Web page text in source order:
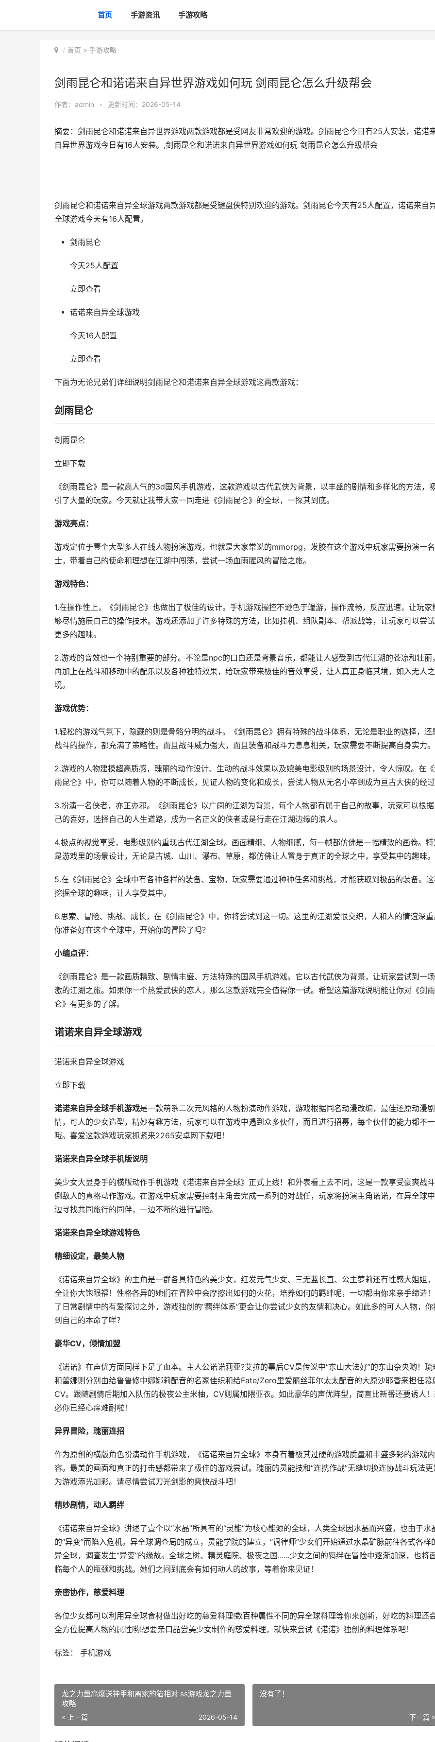
首页 手游资讯 手游攻略
首页 > 手游攻略
剑雨昆仑和诺诺来自异世界游戏如何玩 剑雨昆仑怎么升级帮会
作者： admin • 更新时间：2026-05-14
摘要：剑雨昆仑和诺诺来自异世界游戏两款游戏都是受网友非常欢迎的游戏。剑雨昆仑今日有25人安装，诺诺
自异世界游戏今日有16人安装。,剑雨昆仑和诺诺来自异世界游戏如何玩 剑雨昆仑怎么升级帮会
剑雨昆仑和诺诺来自异全球游戏两款游戏都是受键盘侠特别欢迎的游戏。剑雨昆仑今天有25人配置，诺诺来自
全球游戏今天有16人配置。
剑雨昆仑
今天25人配置
立即查看
诺诺来自异全球游戏
今天16人配置
立即查看
下面为无论兄弟们详细说明剑雨昆仑和诺诺来自异全球游戏这两款游戏：
剑雨昆仑
剑雨昆仑
立即下载
《剑雨昆仑》是一款高人气的3d国风手机游戏，这款游戏以古代武侠为背景，以丰盛的剧情和多样化的方法，
引了大量的玩家。今天就让我带大家一同走进《剑雨昆仑》的全球，一探其到底。
游戏亮点：
游戏定位于壹个大型多人在线人物扮演游戏，也就是大家常说的mmorpg，发胶在这个游戏中玩家需要扮演一
士，带着自己的使命和理想在江湖中闯荡，尝试一场血雨腥风的冒险之旅。
游戏特色：
1.在操作性上，《剑雨昆仑》也做出了极佳的设计。手机游戏操控不逊色于端游，操作流畅，反应迅速，让玩家
够尽情施展自己的操作技术。游戏还添加了许多特殊的方法，比如挂机、组队副本、帮派战等，让玩家可以尝试
更多的趣味。
2.游戏的音效也一个特别重要的部分。不论是npc的口白还是背景音乐，都能让人感受到古代江湖的苍凉和壮丽，
再加上在战斗和移动中的配乐以及各种独特效果，给玩家带来极佳的音效享受，让人真正身临其境，如入无人之
境。
游戏优势：
1.轻松的游戏气氛下，隐藏的则是骨骼分明的战斗。《剑雨昆仑》拥有特殊的战斗体系，无论是职业的选择，还
战斗的操作，都充满了策略性。而且战斗威力强大，而且装备和战斗力息息相关，玩家需要不断提高自身实力。
2.游戏的人物建模超高质感，瑰丽的动作设计、生动的战斗效果以及媲美电影级别的场景设计，令人惊叹。在《
雨昆仑》中，你可以随着人物的不断成长，见证人物的变化和成长，尝试人物从无名小卒到成为亘古大侠的经过
3.扮演一名侠者，亦正亦邪。《剑雨昆仑》以广阔的江湖为背景，每个人物都有属于自己的故事，玩家可以根据
己的喜好，选择自己的人生道路，成为一名正义的侠者或是行走在江湖边缘的浪人。
4.极点的视觉享受，电影级别的重现古代江湖全球。画面精细、人物细腻，每一帧都仿佛是一幅精致的画卷。特
是游戏里的场景设计，无论是古城、山川、瀑布、草原，都仿佛让人置身于真正的全球之中，享受其中的趣味。
5.在《剑雨昆仑》全球中有各种各样的装备、宝物，玩家需要通过种种任务和挑战，才能获取到极品的装备。
挖掘全球的趣味，让人享受其中。
6.思索、冒险、挑战、成长，在《剑雨昆仑》中，你将尝试到这一切。这里的江湖爱恨交织，人和人的情谊深重
你准备好在这个全球中，开始你的冒险了吗？
小编点评：
《剑雨昆仑》是一款画质精致、剧情丰盛、方法特殊的国风手机游戏。它以古代武侠为背景，让玩家尝试到一场
激的江湖之旅。如果你一个热爱武侠的恋人，那么这款游戏完全值得你一试。希望这篇游戏说明能让你对《剑
仑》有更多的了解。
诺诺来自异全球游戏
诺诺来自异全球游戏
立即下载
诺诺来自异全球手机游戏是一款萌系二次元风格的人物扮演动作游戏，游戏根据同名动漫改编，最佳还原动漫剧
情，可人的少女造型，精妙有趣方法，玩家可以在游戏中遇到众多伙伴，而且进行招募，每个伙伴的能力都不
哦。喜爱这款游戏玩家抓紧来2265安卓网下载吧！
诺诺来自异全球手机版说明
美少女大显身手的横版动作手机游戏《诺诺来自异全球》正式上线！和外表看上去不同，这是一款享受豪爽战
倒敌人的真格动作游戏。在游戏中玩家需要控制主角去完成一系列的对战任，玩家将扮演主角诺诺，在异全球
边寻找共同旅行的同伴，一边不断的进行冒险。
诺诺来自异全球游戏特色
精细设定，最美人物
《诺诺来自异全球》的主角是一群各具特色的美少女，红发元气少女、三无蓝长直、公主萝莉还有性感大姐姐
全让你大饱眼福！性格各异的她们在冒险中会摩擦出如何的火花，培养如何的羁绊呢，一切都由你来亲手缔造
了日常剧情中的有爱探讨之外，游戏独创的“羁绊体系”更会让你尝试少女的友情和决心。如此多的可人人物，你
到自己的本命了咩？
豪华CV，倾情加盟
《诺诺》在声优方面同样下足了血本。主人公诺诺莉亚?艾拉的幕后CV是传说中“东山大法好”的东山奈央哟！琉
和蕾娜则分别由给鲁鲁修中娜娜莉配音的名冢佳织和给Fate/Zero里爱丽丝菲尔太太配音的大原沙耶香来担任幕
CV。跟随剧情后期加入队伍的极夜公主米柚，CV则属加隈亚衣。如此豪华的声优阵型，简直比新番还要诱人
必你已经心痒难耐啦！
异界冒险，瑰丽连招
作为原创的横版角色扮演动作手机游戏，《诺诺来自异全球》本身有着极其过硬的游戏质量和丰盛多彩的游戏内
容。最美的画面和真正的打击感都带来了极佳的游戏尝试。瑰丽的灵能技和“连携作战”无缝切换连协战斗玩法更
为游戏添光加彩。请尽情尝试刀光剑影的爽快战斗吧！
精妙剧情，动人羁绊
《诺诺来自异全球》讲述了壹个以“水晶”所具有的“灵能”为核心能源的全球，人类全球因水晶而兴盛，也由于水
的“异变”而陷入危机。异全球调查局的成立，灵能学院的建立，“调律师”少女们开始通过水晶矿脉前往各式各样
异全球，调查发生“异变”的缘故。全球之树、精灵庭院、极夜之国......少女之间的羁绊在冒险中逐渐加深，也将
临每个人的瓶颈和挑战。她们之间到底会有如何动人的故事，等着你来见证！
亲密协作，慈爱料理
各位少女都可以利用异全球食材做出好吃的慈爱料理!数百种属性不同的异全球料理等你来创新，好吃的料理还
全方位提高人物的属性哟!想要亲口品尝美少女制作的慈爱料理，就快来尝试《诺诺》独创的料理体系吧！
标签： 手机游戏
龙之力量高爆送神甲和离家的猫相对 ss游戏龙之力量
攻略
« 上一篇 2026-05-14
没有了！
下一篇 »